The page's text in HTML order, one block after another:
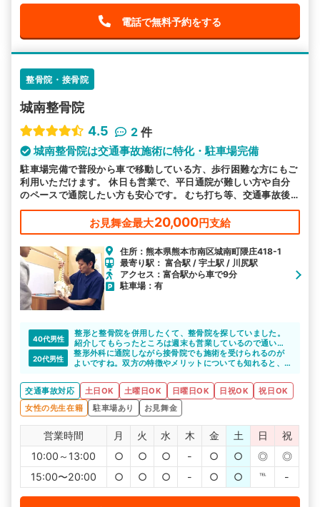
電話で無料予約をする
整骨院・接骨院
城南整骨院
4.5
2 件
城南整骨院は交通事故施術に特化・駐車場完備
駐車場完備で普段から車で移動している方、歩行困難な方にもご
利用いただけます。 休日も営業で、平日通院が難しい方や自分
のペースで通院したい方も安心です。 むち打ち等、交通事故後
の各症状の施術を得意としています。
お見舞金最大20,000円支給
住所：熊本県熊本市南区城南町隈庄418-1
最寄り駅： 富合駅 / 宇土駅 / 川尻駅
アクセス：富合駅から車で9分
駐車場：有
40代男性
整形と整骨院を併用したくて、整骨院を探していました。
紹介してもらったところは週末も営業しているので通い安
かったです。また、先生もきちんとこちらの話を聞いて、
説明もしっかりとしてもらえたので、安心して通院するこ
20代男性
整形外科に通院しながら接骨院でも施術を受けられるのが
よいですね。双方の特徴やメリットについても知れると、
交通事故対応
土日OK 土曜日OK 日曜日OK 日祝OK
祝日OK
女性の先生在籍
駐車場あり お見舞金
営業時間 月 火 水 木 金 土 日
祝
10:00～13:00
○ ○ ○ - ○ ○ ◎
◎
15:00〜20:00
○ ○ ○ - ○ ○ ℡ -